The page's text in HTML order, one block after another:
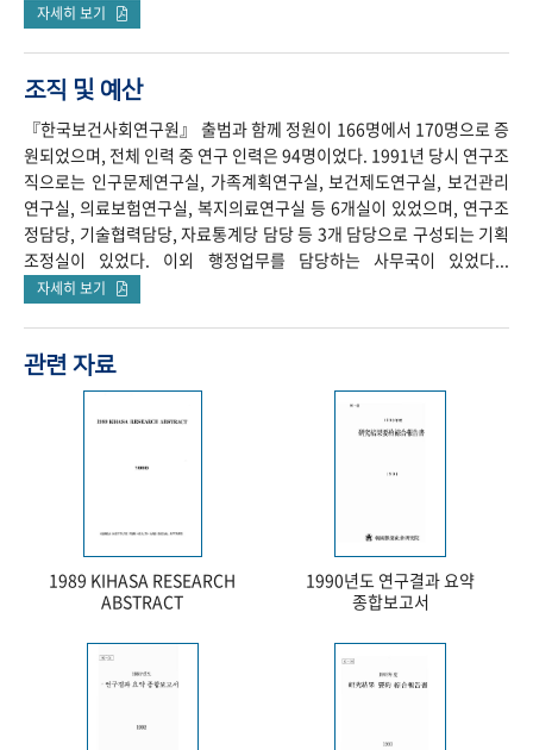
자세히 보기
조직 및 예산
『한국보건사회연구원』 출범과 함께 정원이 166명에서 170명으로 증
원되었으며, 전체 인력 중 연구 인력은 94명이었다. 1991년 당시 연구조
직으로는 인구문제연구실, 가족계획연구실, 보건제도연구실, 보건관리
연구실, 의료보험연구실, 복지의료연구실 등 6개실이 있었으며, 연구조
정담당, 기술협력담당, 자료통계당 담당 등 3개 담당으로 구성되는 기획
조정실이 있었다. 이외 행정업무를 담당하는 사무국이 있었다...
자세히 보기
관련 자료
1989 KIHASA RESEARCH
ABSTRACT
1990년도 연구결과 요약
종합보고서